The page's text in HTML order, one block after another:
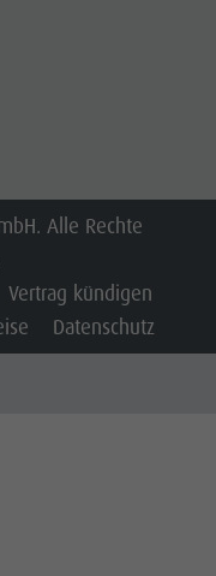
Alle Rechte
Vertrag kündigen
Datenschutz